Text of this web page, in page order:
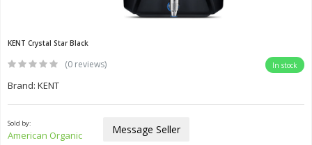
KENT Crystal Star Black
(0 reviews) In stock
Brand: KENT
Sold by:
American Organic Message Seller